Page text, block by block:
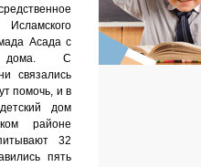
Асада с
дома. С
связались
помочь, и в
дом
районе
32
пять